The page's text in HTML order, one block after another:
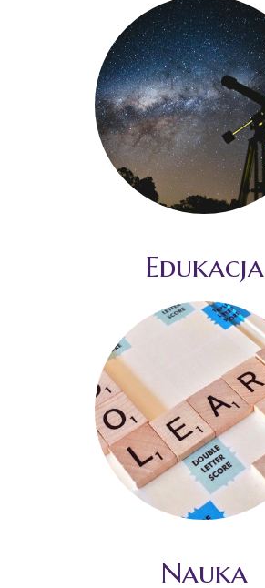
Edukacja
Nauka